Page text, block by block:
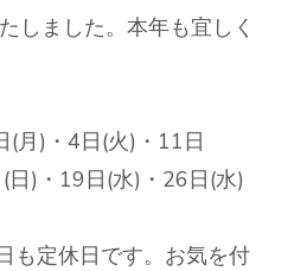
しました。本年も宜しく
(月)・4日(火)・11日
)・19日(水)・26日(水)
も定休日です。お気を付